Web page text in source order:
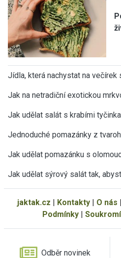
Jídla, která nachystat na večírek
Jak na netradiční exotickou
Jak udělat salát s krabími
Jednoduché pomazánky z
Jak udělat pomazánku s
Jak udělat sýrový salát tak,
jaktak.cz | Kontakty| O nás |
Podmínky| Soukromí
Odběr novinek